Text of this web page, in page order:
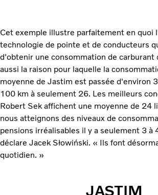
Cet exemple illustre parfaitement en quoi
technologie de pointe et de conducteurs
d'obtenir une consommation de carburant
aussi la raison pour laquelle la
moyenne de Jastim est passée d'environ
100 km à seulement 26. Les meilleurs
Robert Sek affichent une moyenne de 24
nous atteignons des niveaux de
pensions irréalisables il y a seulement 3 à
déclare Jacek Słowiński. « Ils font
quotidien. »
JASTIM